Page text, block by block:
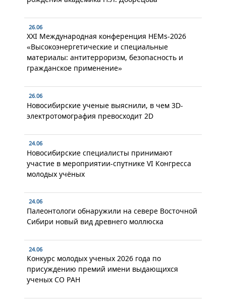
26.06
XXI Международная конференция HEMs-2026
«Высокоэнергетические и специальные
материалы: антитерроризм, безопасность и
гражданское применение»
26.06
Новосибирские ученые выяснили, в чем 3D-
электротомография превосходит 2D
24.06
Новосибирские специалисты принимают
участие в мероприятии-спутнике VI Конгресса
молодых учёных
24.06
Палеонтологи обнаружили на севере Восточной
Сибири новый вид древнего моллюска
24.06
Конкурс молодых ученых 2026 года по
присуждению премий имени выдающихся
ученых СО РАН